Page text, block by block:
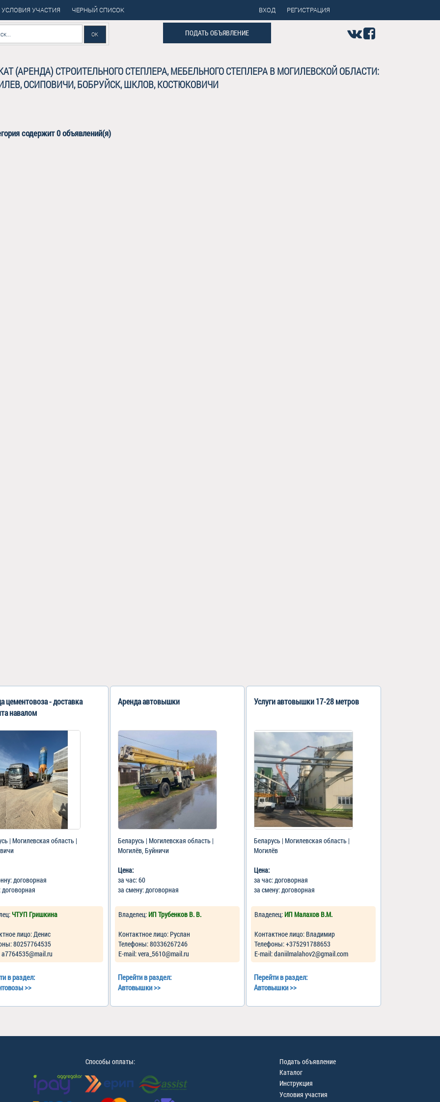
УСЛОВИЯ УЧАСТИЯ ЧЕРНЫЙ СПИСОК ВХОД РЕГИСТРАЦИЯ
ПОДАТЬ ОБЪЯВЛЕНИЕ
(АРЕНДА) СТРОИТЕЛЬНОГО СТЕПЛЕРА, МЕБЕЛЬНОГО СТЕПЛЕРА В МОГИЛЕВСКОЙ ОБЛАСТИ:
ОСИПОВИЧИ, БОБРУЙСК, ШКЛОВ, КОСТЮКОВИЧИ
содержит 0 объявлений(я)
цементовоза - доставка
навалом
| Могилевская область |
договорная
договорная
ЧТУП Гришкина
лицо: Денис
80257764535
в раздел:
>>
Аренда автовышки
Беларусь | Могилевская область |
Могилёв, Буйничи
Цена:
за час: 60
за смену: договорная
Владелец: ИП Трубенков В. В.
Контактное лицо: Руслан
Телефоны: 80336267246
Е-mail: vera_5610@mail.ru
Перейти в раздел:
Автовышки>>
Услуги автовышки 17-28 метров
Беларусь | Могилевская область |
Могилёв
Цена:
за час: договорная
за смену: договорная
Владелец: ИП Малахов В.М.
Контактное лицо: Владимир
Телефоны: +375291788653
Е-mail: daniilmalahov2@gmail.com
Перейти в раздел:
Автовышки>>
Способы оплаты:
Подать объявление
Каталог
Инструкция
Условия участия